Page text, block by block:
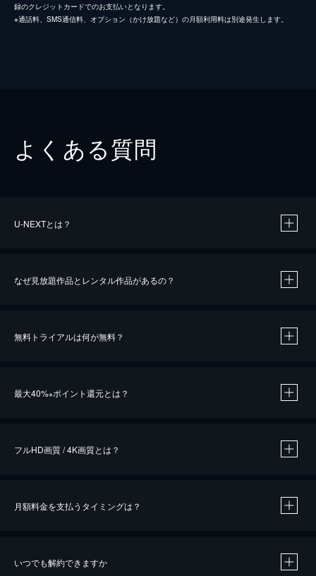
録のクレジットカードでのお支払いとなります。
※通話料、SMS通信料、オプション（かけ放題など）の月額利用料は別途発生します。
よくある質問
U-NEXTとは？
なぜ見放題作品とレンタル作品があるの？
無料トライアルは何が無料？
最大40%※ポイント還元とは？
※40％ポイント還元の対象は、クレジットカード決済による作品の購入 / レンタルです。
フルHD画質 / 4K画質とは？
月額料金を支払うタイミングは？
いつでも解約できますか